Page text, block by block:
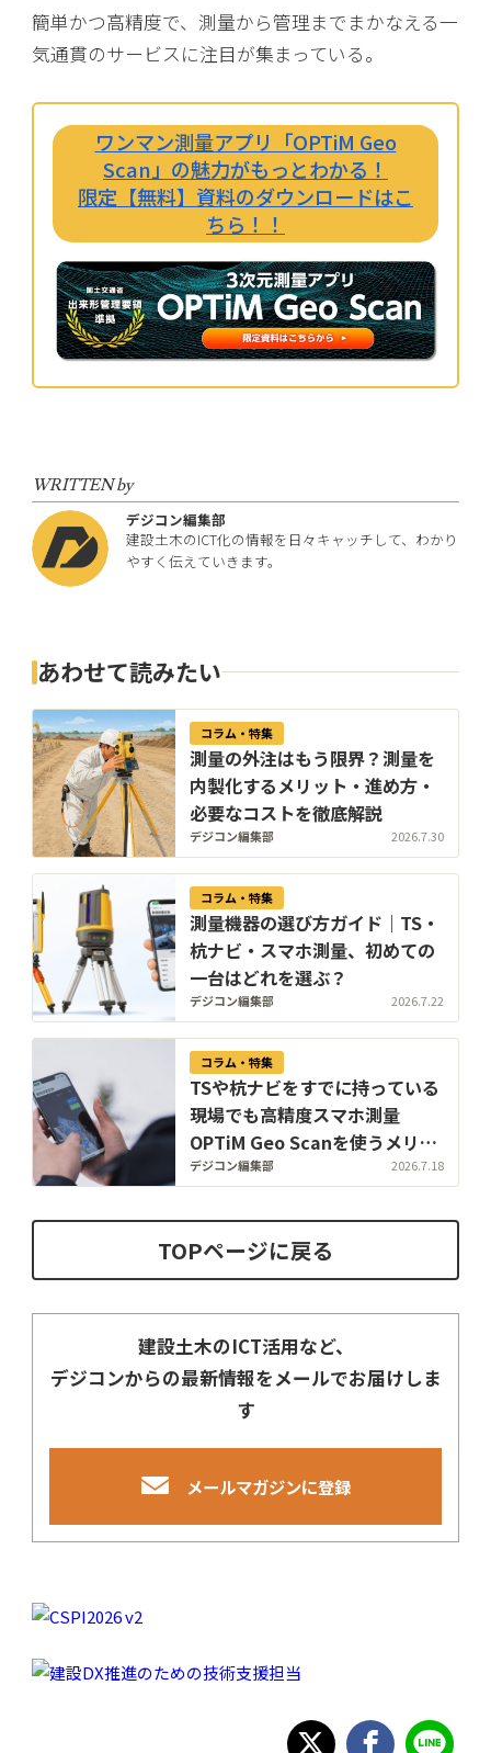
簡単かつ高精度で、測量から管理までまかなえる一
気通貫のサービスに注目が集まっている。
ワンマン測量アプリ「OPTiM Geo
Scan」の魅力がもっとわかる！
限定【無料】資料のダウンロードはこ
ちら！！
WRITTEN by
デジコン編集部
建設土木のICT化の情報を日々キャッチして、わかり
やすく伝えていきます。
あわせて読みたい
コラム・特集
測量の外注はもう限界？測量を
内製化するメリット・進め方・
必要なコストを徹底解説
デジコン編集部 2026.7.30
コラム・特集
測量機器の選び方ガイド｜TS・
杭ナビ・スマホ測量、初めての
一台はどれを選ぶ？
デジコン編集部 2026.7.22
コラム・特集
TSや杭ナビをすでに持っている
現場でも高精度スマホ測量
OPTiM Geo Scanを使うメリッ
トとは？
デジコン編集部 2026.7.18
TOPページに戻る
建設土木のICT活用など、
デジコンからの最新情報をメールでお届けしま
す
メールマガジンに登録